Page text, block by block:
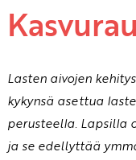
Lasten aivojen
kykynsä asettua
perusteella. Lapsilla
ja se edellyttää